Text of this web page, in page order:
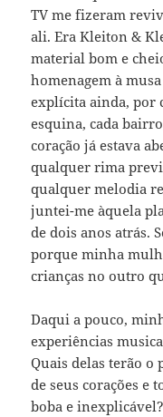
TV me fizeram
ali. Era Kleiton &
material bom e
homenagem à
explícita ainda, por
esquina, cada
coração já estava
qualquer rima
qualquer melodia
juntei-me àquela
de dois anos atrás.
porque minha
crianças no outro
Daqui a pouco,
experiências
Quais delas terão o
de seus corações e
boba e inexplicável?